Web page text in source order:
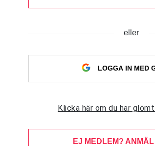
eller
LOGGA IN MED
Klicka här om du har
EJ MEDLEM?